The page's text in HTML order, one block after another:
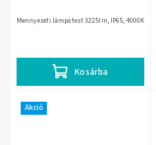
Kosárba
Mennyezeti lámpatest 3225lm, IP65, 4000K
Akció